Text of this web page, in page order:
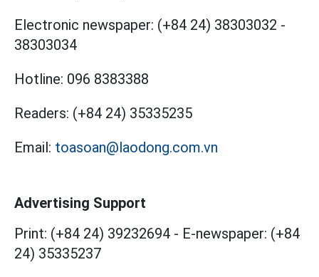
Electronic newspaper: (+84 24) 38303032 -
38303034
Hotline: 096 8383388
Readers: (+84 24) 35335235
Email: toasoan@laodong.com.vn
Advertising Support
Print: (+84 24) 39232694 - E-newspaper: (+84
24) 35335237